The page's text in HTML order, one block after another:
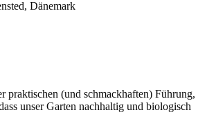
Dänemark
praktischen (und schmackhaften) Führung,
unser Garten nachhaltig und biologisch